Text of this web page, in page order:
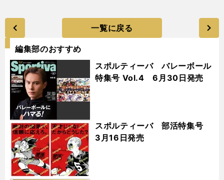
一覧に戻る
編集部のおすすめ
スポルティーバ バレーボール
特集号 Vol.4 6月30日発売
スポルティーバ 部活特集号
3月16日発売